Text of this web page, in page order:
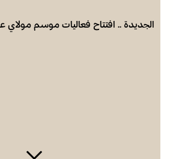
الجديدة .. افتتاح فعاليات موسم مولاي